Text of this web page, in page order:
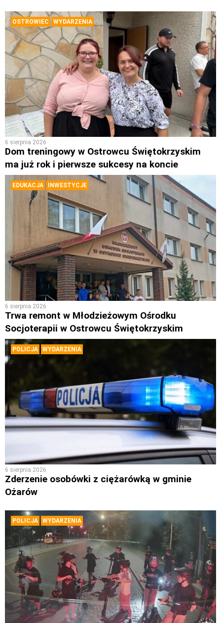
OSTROWIEC WYDARZENIA
6 sierpnia 2026
Dom treningowy w Ostrowcu Świętokrzyskim
ma już rok i pierwsze sukcesy na koncie
EDUKACJA INWESTYCJE
6 sierpnia 2026
Trwa remont w Młodzieżowym Ośrodku
Socjoterapii w Ostrowcu Świętokrzyskim
POLICJA WYDARZENIA
6 sierpnia 2026
Zderzenie osobówki z ciężarówką w gminie
Ożarów
POLICJA WYDARZENIA